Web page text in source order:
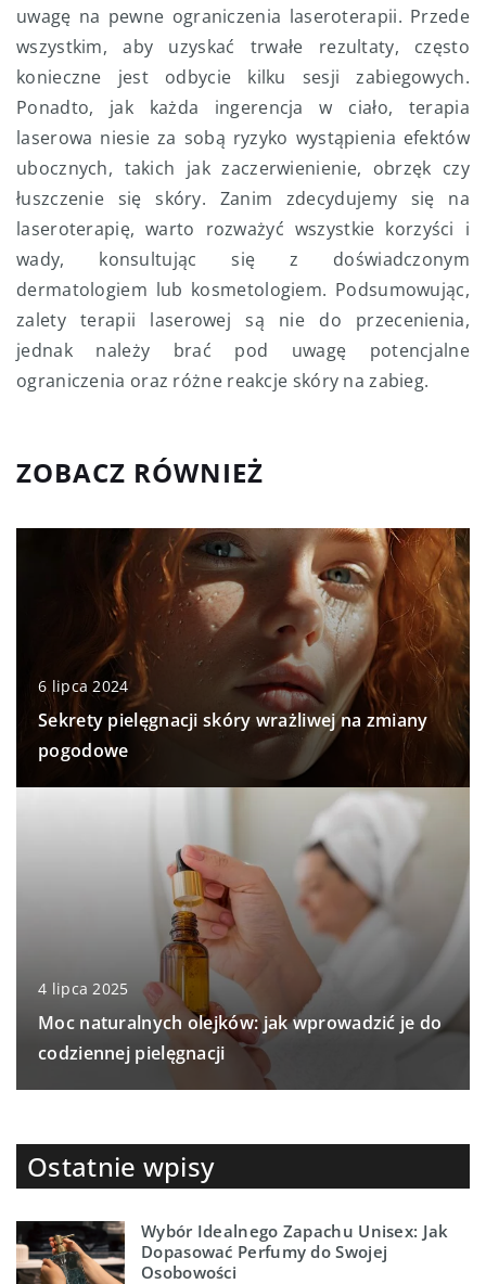
uwagę na pewne ograniczenia laseroterapii. Przede
wszystkim, aby uzyskać trwałe rezultaty, często
konieczne jest odbycie kilku sesji zabiegowych.
Ponadto, jak każda ingerencja w ciało, terapia
laserowa niesie za sobą ryzyko wystąpienia efektów
ubocznych, takich jak zaczerwienienie, obrzęk czy
łuszczenie się skóry. Zanim zdecydujemy się na
laseroterapię, warto rozważyć wszystkie korzyści i
wady, konsultując się z doświadczonym
dermatologiem lub kosmetologiem. Podsumowując,
zalety terapii laserowej są nie do przecenienia,
jednak należy brać pod uwagę potencjalne
ograniczenia oraz różne reakcje skóry na zabieg.
ZOBACZ RÓWNIEŻ
6 lipca 2024
Sekrety pielęgnacji skóry wrażliwej na zmiany
pogodowe
4 lipca 2025
Moc naturalnych olejków: jak wprowadzić je do
codziennej pielęgnacji
Ostatnie wpisy
Wybór Idealnego Zapachu Unisex: Jak
Dopasować Perfumy do Swojej
Osobowości